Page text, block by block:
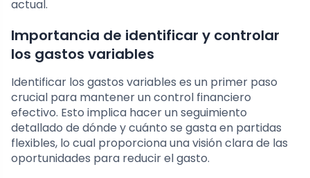
actual.
Importancia de identificar y controlar
los gastos variables
Identificar los gastos variables es un primer paso
crucial para mantener un control financiero
efectivo. Esto implica hacer un seguimiento
detallado de dónde y cuánto se gasta en partidas
flexibles, lo cual proporciona una visión clara de las
oportunidades para reducir el gasto.